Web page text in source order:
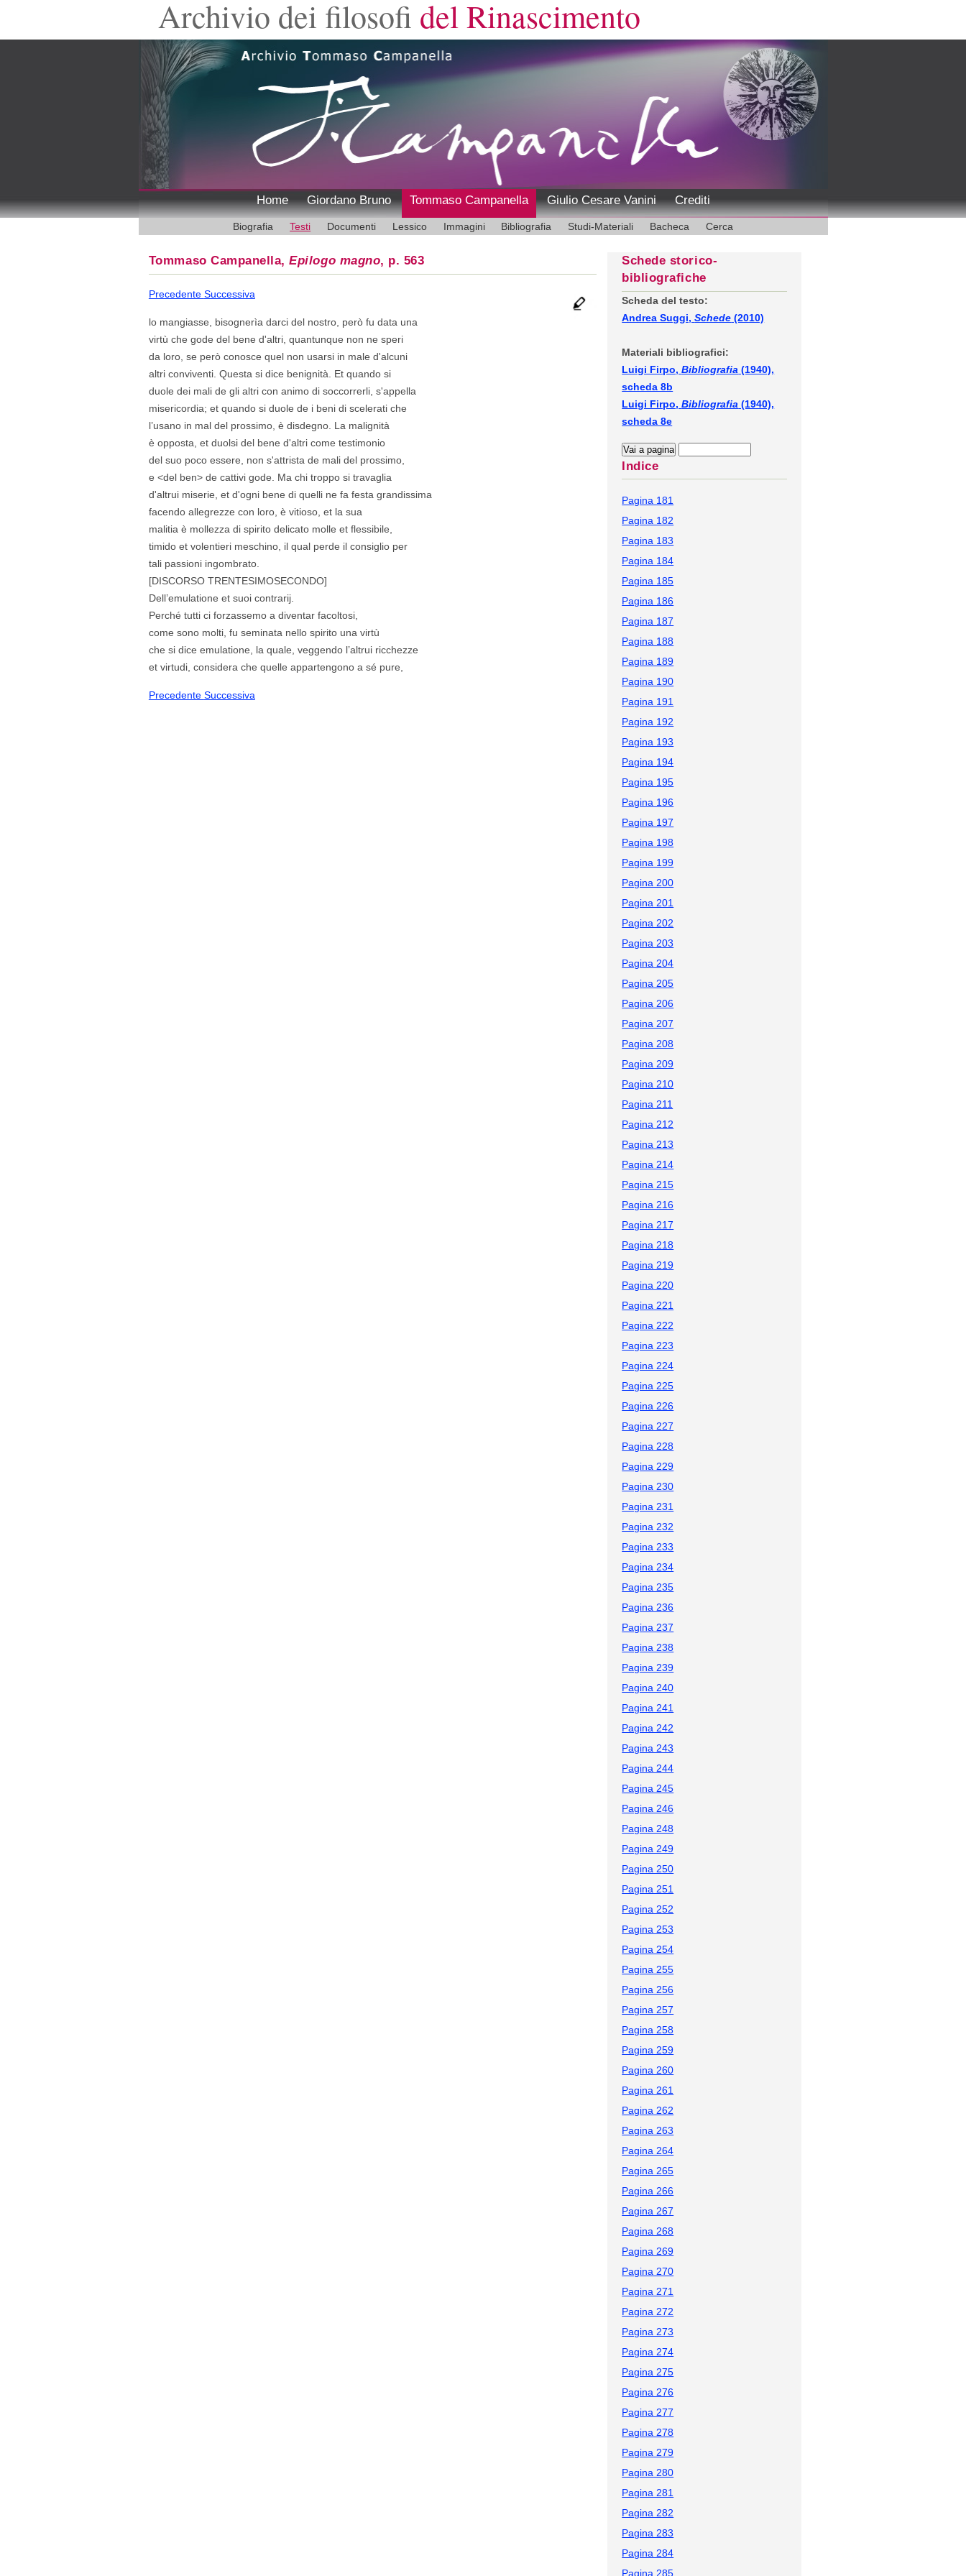
Archivio dei filosofi del Rinascimento
Home Giordano Bruno Tommaso Campanella Giulio Cesare Vanini Crediti
Biografia Testi Documenti Lessico Immagini Bibliografia Studi-Materiali Bacheca Cerca
Tommaso Campanella,Epilogo magno, p. 563
Precedente Successiva
lo mangiasse, bisognerìa darci del nostro, però fu data una
virtù che gode del bene d'altri, quantunque non ne speri
da loro, se però conosce quel non usarsi in male d'alcuni
altri conviventi. Questa si dice benignità. Et quando si
duole dei mali de gli altri con animo di soccorrerli, s'appella
misericordia; et quando si duole de i beni di scelerati che
l’usano in mal del prossimo, è disdegno. La malignità
è opposta, et duolsi del bene d'altri come testimonio
del suo poco essere, non s'attrista de mali del prossimo,
e <del ben> de cattivi gode. Ma chi troppo si travaglia
d'altrui miserie, et d'ogni bene di quelli ne fa festa grandissima
facendo allegrezze con loro, è vitioso, et la sua
malitia è mollezza di spirito delicato molle et flessibile,
timido et volentieri meschino, il qual perde il consiglio per
tali passioni ingombrato.
[DISCORSO TRENTESIMOSECONDO]
Dell’emulatione et suoi contrarij.
Perché tutti ci forzassemo a diventar facoltosi,
come sono molti, fu seminata nello spirito una virtù
che si dice emulatione, la quale, veggendo l’altrui ricchezze
et virtudi, considera che quelle appartengono a sé pure,
Precedente Successiva
Schede storico-
bibliografiche
Scheda del testo:
Andrea Suggi,Schede (2010)
Materiali bibliografici:
Luigi Firpo,Bibliografia (1940),
scheda 8b
Luigi Firpo,Bibliografia (1940),
scheda 8e
Indice
Pagina 181
Pagina 182
Pagina 183
Pagina 184
Pagina 185
Pagina 186
Pagina 187
Pagina 188
Pagina 189
Pagina 190
Pagina 191
Pagina 192
Pagina 193
Pagina 194
Pagina 195
Pagina 196
Pagina 197
Pagina 198
Pagina 199
Pagina 200
Pagina 201
Pagina 202
Pagina 203
Pagina 204
Pagina 205
Pagina 206
Pagina 207
Pagina 208
Pagina 209
Pagina 210
Pagina 211
Pagina 212
Pagina 213
Pagina 214
Pagina 215
Pagina 216
Pagina 217
Pagina 218
Pagina 219
Pagina 220
Pagina 221
Pagina 222
Pagina 223
Pagina 224
Pagina 225
Pagina 226
Pagina 227
Pagina 228
Pagina 229
Pagina 230
Pagina 231
Pagina 232
Pagina 233
Pagina 234
Pagina 235
Pagina 236
Pagina 237
Pagina 238
Pagina 239
Pagina 240
Pagina 241
Pagina 242
Pagina 243
Pagina 244
Pagina 245
Pagina 246
Pagina 248
Pagina 249
Pagina 250
Pagina 251
Pagina 252
Pagina 253
Pagina 254
Pagina 255
Pagina 256
Pagina 257
Pagina 258
Pagina 259
Pagina 260
Pagina 261
Pagina 262
Pagina 263
Pagina 264
Pagina 265
Pagina 266
Pagina 267
Pagina 268
Pagina 269
Pagina 270
Pagina 271
Pagina 272
Pagina 273
Pagina 274
Pagina 275
Pagina 276
Pagina 277
Pagina 278
Pagina 279
Pagina 280
Pagina 281
Pagina 282
Pagina 283
Pagina 284
Pagina 285